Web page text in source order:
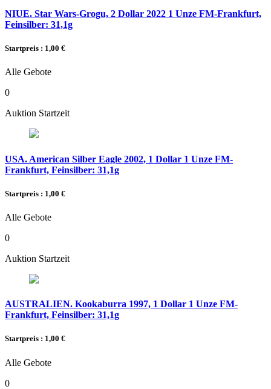
NIUE. Star Wars-Grogu, 2 Dollar 2022 1 Unze FM-Frankfurt,
Feinsilber: 31,1g
Startpreis : 1,00 €
Alle Gebote
0
Auktion Startzeit
USA. American Silber Eagle 2002, 1 Dollar 1 Unze FM-
Frankfurt, Feinsilber: 31,1g
Startpreis : 1,00 €
Alle Gebote
0
Auktion Startzeit
AUSTRALIEN. Kookaburra 1997, 1 Dollar 1 Unze FM-
Frankfurt, Feinsilber: 31,1g
Startpreis : 1,00 €
Alle Gebote
0